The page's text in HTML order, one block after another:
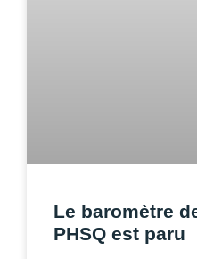
Le baromètre
PHSQ est paru